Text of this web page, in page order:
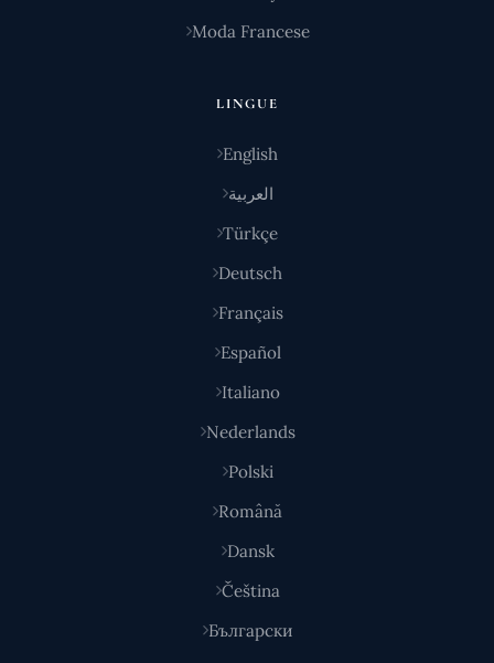
Moda Francese
LINGUE
English
العربية
Türkçe
Deutsch
Français
Español
Italiano
Nederlands
Polski
Română
Dansk
Čeština
Български